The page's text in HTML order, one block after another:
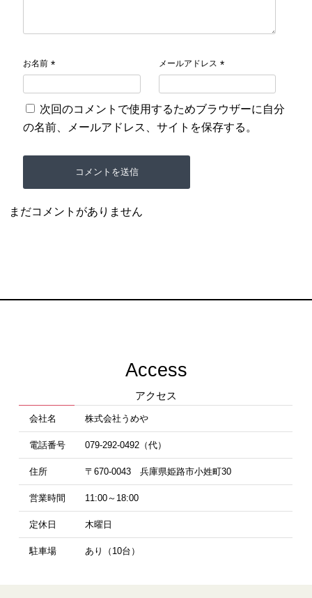
お名前 * メールアドレス *
次回のコメントで使用するためブラウザーに自分
の名前、メールアドレス、サイトを保存する。
まだコメントがありません
Access
アクセス
会社名 株式会社うめや
電話番号 079-292-0492（代）
住所 〒670-0043 兵庫県姫路市小姓町30
営業時間 11:00～18:00
定休日 木曜日
駐車場 あり（10台）